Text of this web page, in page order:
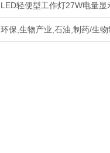
LED轻便型工作灯27W电量显
环保,生物产业,石油,制药/生物